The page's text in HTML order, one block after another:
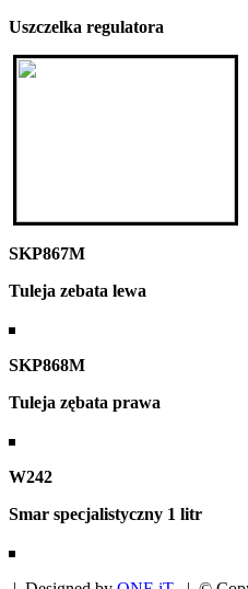
Uszczelka regulatora
SKP867M
Tuleja zebata lewa
SKP868M
Tuleja zębata prawa
W242
Smar specjalistyczny 1 litr